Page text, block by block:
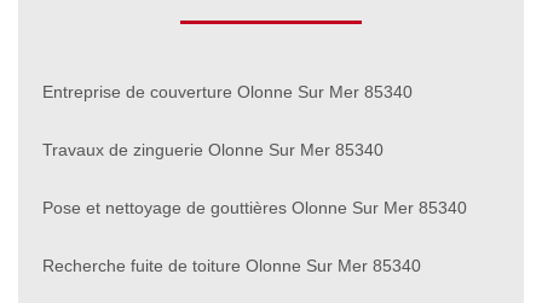
Entreprise de couverture Olonne Sur Mer 85340
Travaux de zinguerie Olonne Sur Mer 85340
Pose et nettoyage de gouttières Olonne Sur Mer 85340
Recherche fuite de toiture Olonne Sur Mer 85340